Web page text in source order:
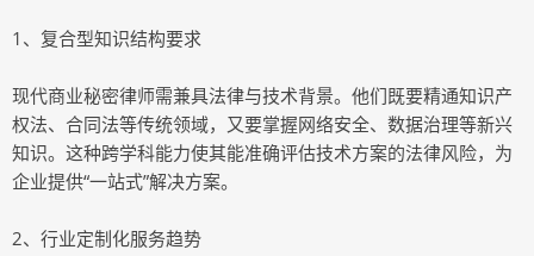
1、复合型知识结构要求
现代商业秘密律师需兼具法律与技术背景。他们既要精通知识产
权法、合同法等传统领域，又要掌握网络安全、数据治理等新兴
知识。这种跨学科能力使其能准确评估技术方案的法律风险，为
企业提供“一站式”解决方案。
2、行业定制化服务趋势